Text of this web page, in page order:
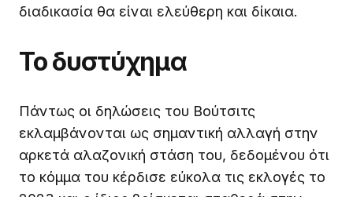
διαδικασία θα είναι ελεύθερη και δίκαια.
Το δυστύχημα
Πάντως οι δηλώσεις του Βούτσιτς
εκλαμβάνονται ως σημαντική αλλαγή στην
αρκετά αλαζονική στάση του, δεδομένου ότι
το κόμμα του κέρδισε εύκολα τις εκλογές το